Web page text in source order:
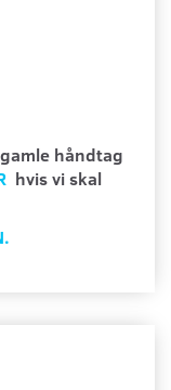
håndtag
hvis vi skal